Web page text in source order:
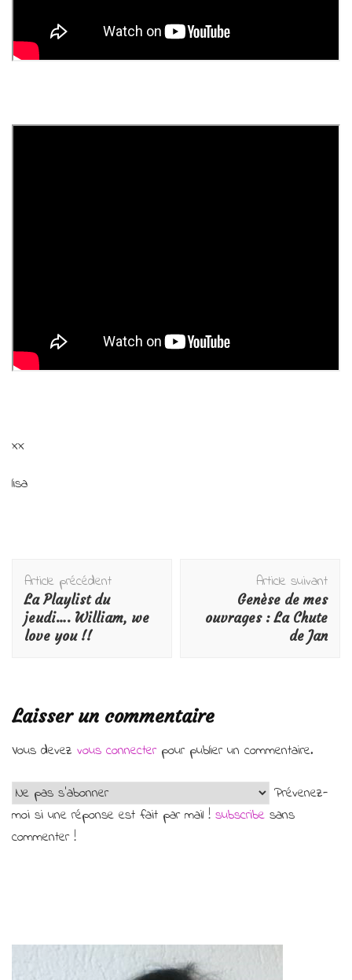
xx
lisa
Navigation
d'article
Article précédent
La Playlist du
jeudi…. William, we
love you !!
Article suivant
Genèse de mes
ouvrages : La Chute
de Jan
Laisser un commentaire
Vous devez vous connecterpour publier un commentaire.
Prévenez-
moi si une réponse est fait par mail ! subscribe sans
commenter !